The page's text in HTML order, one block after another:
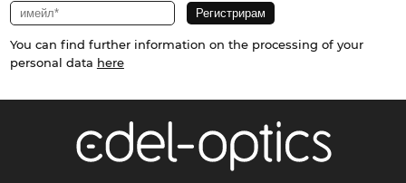
You can find further information on the processing of your
personal data here